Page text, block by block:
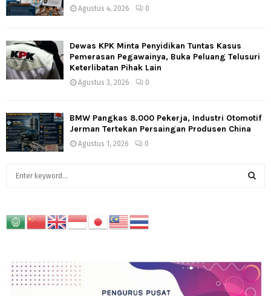
Agustus 4, 2026 0
Dewas KPK Minta Penyidikan Tuntas Kasus
Pemerasan Pegawainya, Buka Peluang Telusuri
Keterlibatan Pihak Lain
Agustus 3, 2026 0
BMW Pangkas 8.000 Pekerja, Industri Otomotif
Jerman Tertekan Persaingan Produsen China
Agustus 1, 2026 0
c